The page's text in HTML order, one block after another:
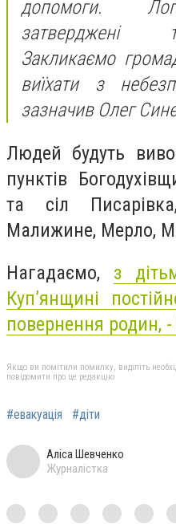
допомоги.
затверджені
Закликаємо
виїхати з
зазначив Олег
Людей будуть
пунктів
та сіл
Малижине, Мерло,
Нагадаємо, з
Куп’янщині
повернення родин,
Якщо ви помітили помилку, виділіть
повідомити про це редакцію
#евакуація #діти
Аліса Шевченко
Журналістка